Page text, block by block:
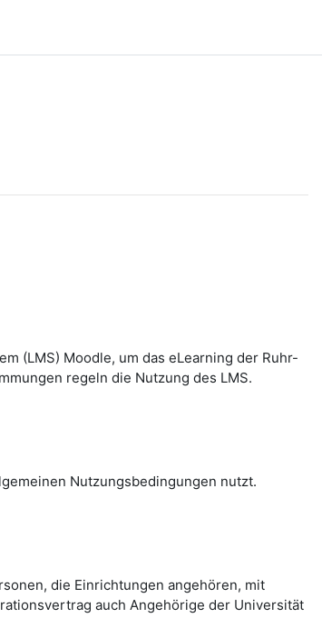
(LMS) Moodle, um das eLearning der Ruhr-
regeln die Nutzung des LMS.
Nutzungsbedingungen nutzt.
die Einrichtungen angehören, mit
auch Angehörige der Universität